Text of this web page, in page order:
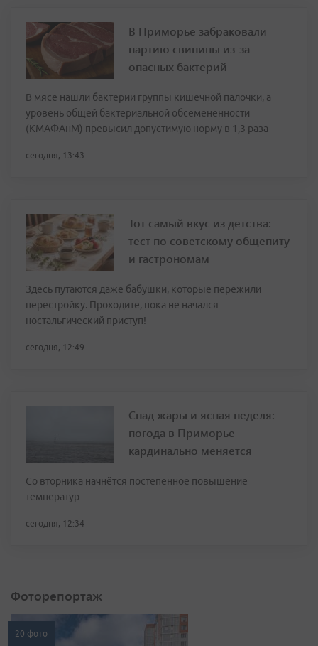
В Приморье забраковали
партию свинины из-за
опасных бактерий
В мясе нашли бактерии группы кишечной палочки, а
уровень общей бактериальной обсемененности
(КМАФАнМ) превысил допустимую норму в 1,3 раза
сегодня, 13:43
Тот самый вкус из детства:
тест по советскому общепиту
и гастрономам
Здесь путаются даже бабушки, которые пережили
перестройку. Проходите, пока не начался
ностальгический приступ!
сегодня, 12:49
Спад жары и ясная неделя:
погода в Приморье
кардинально меняется
Со вторника начнётся постепенное повышение
температур
сегодня, 12:34
Фоторепортаж
20 фото